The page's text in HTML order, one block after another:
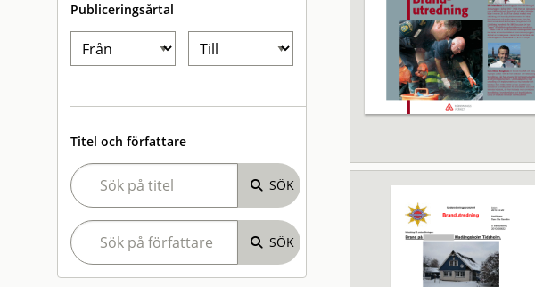
Publiceringsårtal
Titel och författare